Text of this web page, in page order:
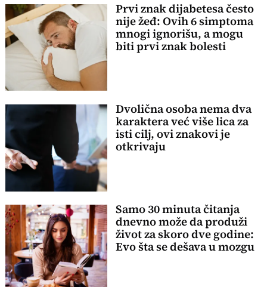
Prvi znak dijabetesa često
nije žeđ: Ovih 6 simptoma
mnogi ignorišu, a mogu
biti prvi znak bolesti
Dvolična osoba nema dva
karaktera već više lica za
isti cilj, ovi znakovi je
otkrivaju
Samo 30 minuta čitanja
dnevno može da produži
život za skoro dve godine:
Evo šta se dešava u mozgu